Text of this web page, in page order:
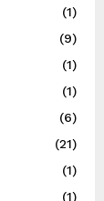
(1)
(9)
(1)
(1)
(6)
(21)
(1)
(1)